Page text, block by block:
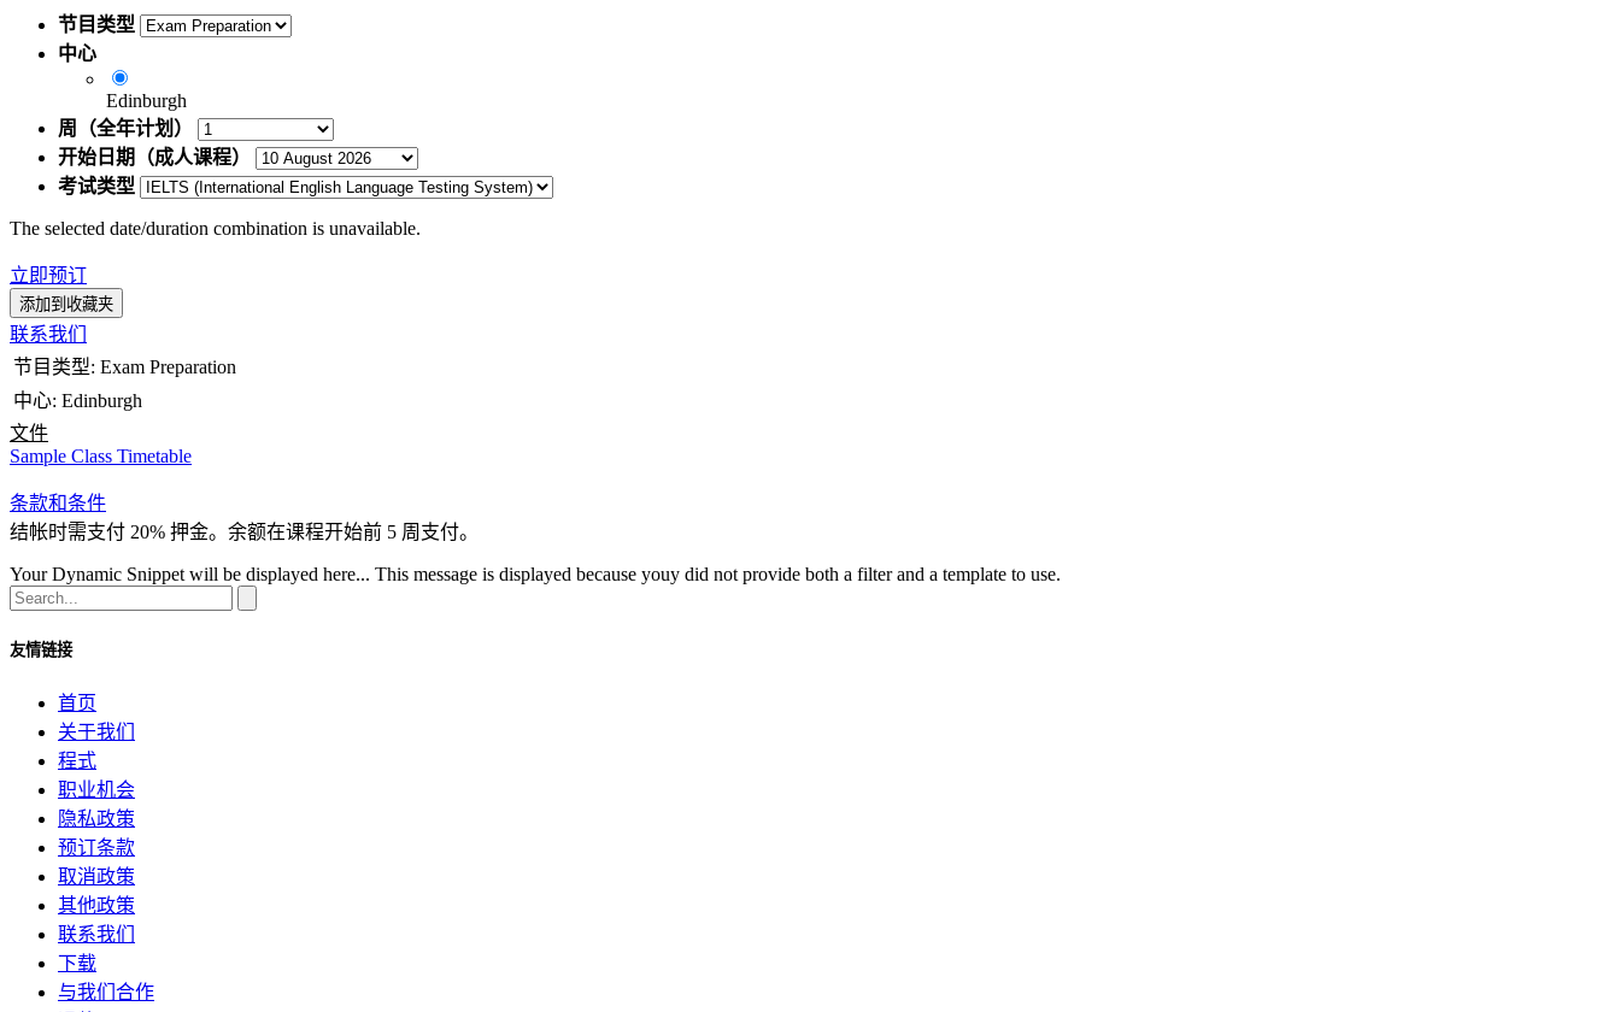
节目类型
中心
Edinburgh
周（全年计划）
开始日期（成人课程）
考试类型
The selected date/duration combination is unavailable.
立即预订
添加到收藏夹
联系我们
节目类型: Exam Preparation
中心: Edinburgh
文件
Sample Class Timetable
条款和条件
结帐时需支付 20% 押金。余额在课程开始前 5 周支付。
Your Dynamic Snippet will be displayed here... This message is displayed because youy did not provide both a filter and a template to use.
友情链接
首页
关于我们
程式
职业机会
隐私政策
预订条款
取消政策
其他政策
联系我们
下载
与我们合作